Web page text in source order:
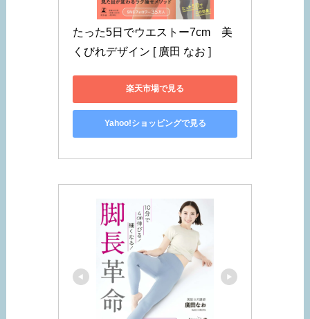
たった5日でウエストー7cm　美
くびれデザイン [ 廣田 なお ]
楽天市場で見る
Yahoo!ショッピングで見る